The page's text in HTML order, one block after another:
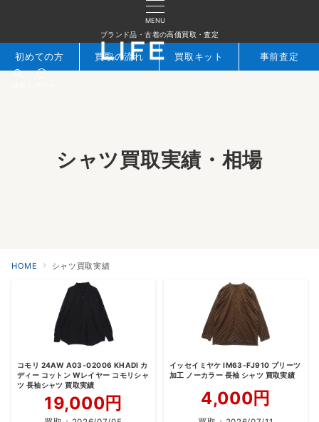
MENU
ブランド品・古着の高価買取・査定
初めての方 買取の流れ 買取キット 事前査定
シャツ買取実績・相場
HOME シャツ買取実績
コモリ 24AW A03-02006 KHADI カ
ディー コットン Wレイヤー コモリシャ
ツ 長袖シャツ 買取実績
19,000円
イッセイミヤケ IM63-FJ910 プリーツ
加工 ノーカラー 長袖 シャツ 買取実績
4,000円